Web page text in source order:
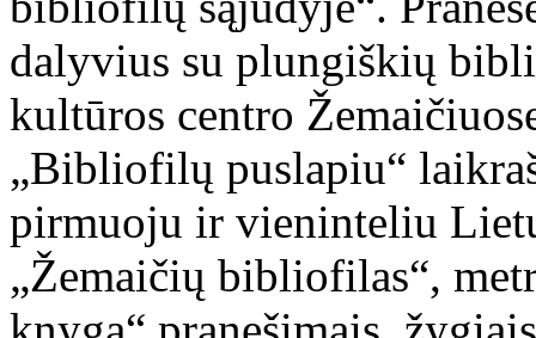
dalyvius su plungiškių
kultūros centro
„Bibliofilų puslapiu“
pirmuoju ir vieninteliu
„Žemaičių bibliofilas“,